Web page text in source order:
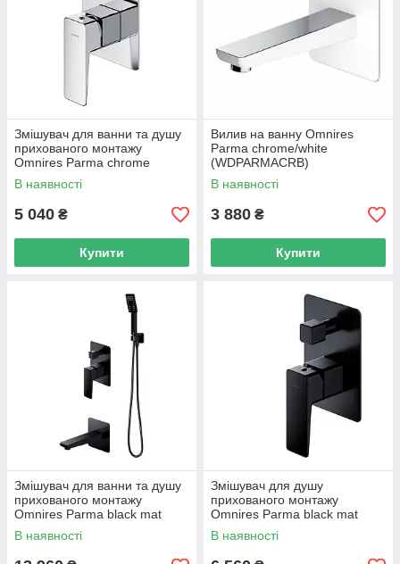
Змішувач для ванни та душу
прихованого монтажу
Omnires Parma chrome
(PM7435CR)
В наявності
5 040 ₴
Купити
Вилив на ванну Omnires
Parma chrome/white
(WDPARMACRB)
В наявності
3 880 ₴
Купити
Змішувач для ванни та душу
прихованого монтажу
Omnires Parma black mat
(SYSPMW01BL)
В наявності
Змішувач для душу
прихованого монтажу
Omnires Parma black mat
(PM7435BL)
В наявності